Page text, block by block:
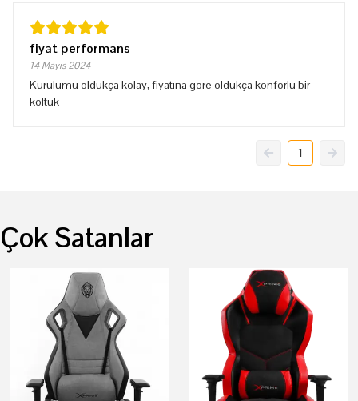
fiyat performans
14 Mayıs 2024
Kurulumu oldukça kolay, fiyatına göre oldukça konforlu bir
koltuk
1
Çok Satanlar